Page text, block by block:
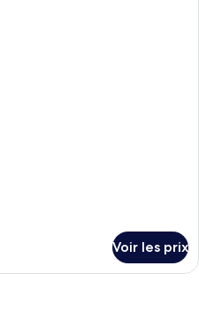
Voir les prix